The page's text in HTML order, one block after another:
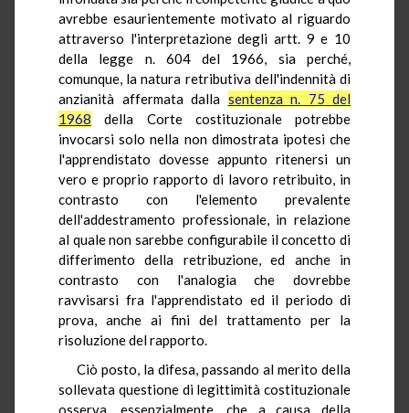
avrebbe esaurientemente motivato al riguardo
attraverso l'interpretazione degli artt. 9 e 10
della legge n. 604 del 1966, sia perché,
comunque, la natura retributiva dell'indennità di
anzianità affermata dalla sentenza n. 75 del
1968 della Corte costituzionale potrebbe
invocarsi solo nella non dimostrata ipotesi che
l'apprendistato dovesse appunto ritenersi un
vero e proprio rapporto di lavoro retribuito, in
contrasto con l'elemento prevalente
dell'addestramento professionale, in relazione
al quale non sarebbe configurabile il concetto di
differimento della retribuzione, ed anche in
contrasto con l'analogia che dovrebbe
ravvisarsi fra l'apprendistato ed il periodo di
prova, anche ai fini del trattamento per la
risoluzione del rapporto.
Ciò posto, la difesa, passando al merito della
sollevata questione di legittimità costituzionale
osserva, essenzialmente, che a causa della